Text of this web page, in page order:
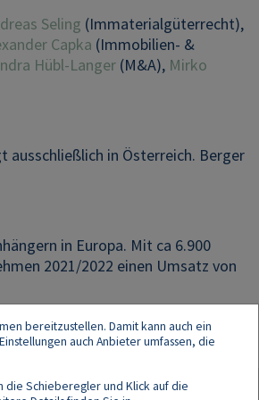
Seling (Immaterialgüterrecht),
Capka (Immobilien- &
Hübl-Langer (M&A), Mirko
in Österreich. Berger
in Europa. Mit ca 6.900
2021/2022 einen Umsatz von
bereitzustellen. Damit kann auch ein
auch Anbieter umfassen, die
die Schieberegler und Klick auf die